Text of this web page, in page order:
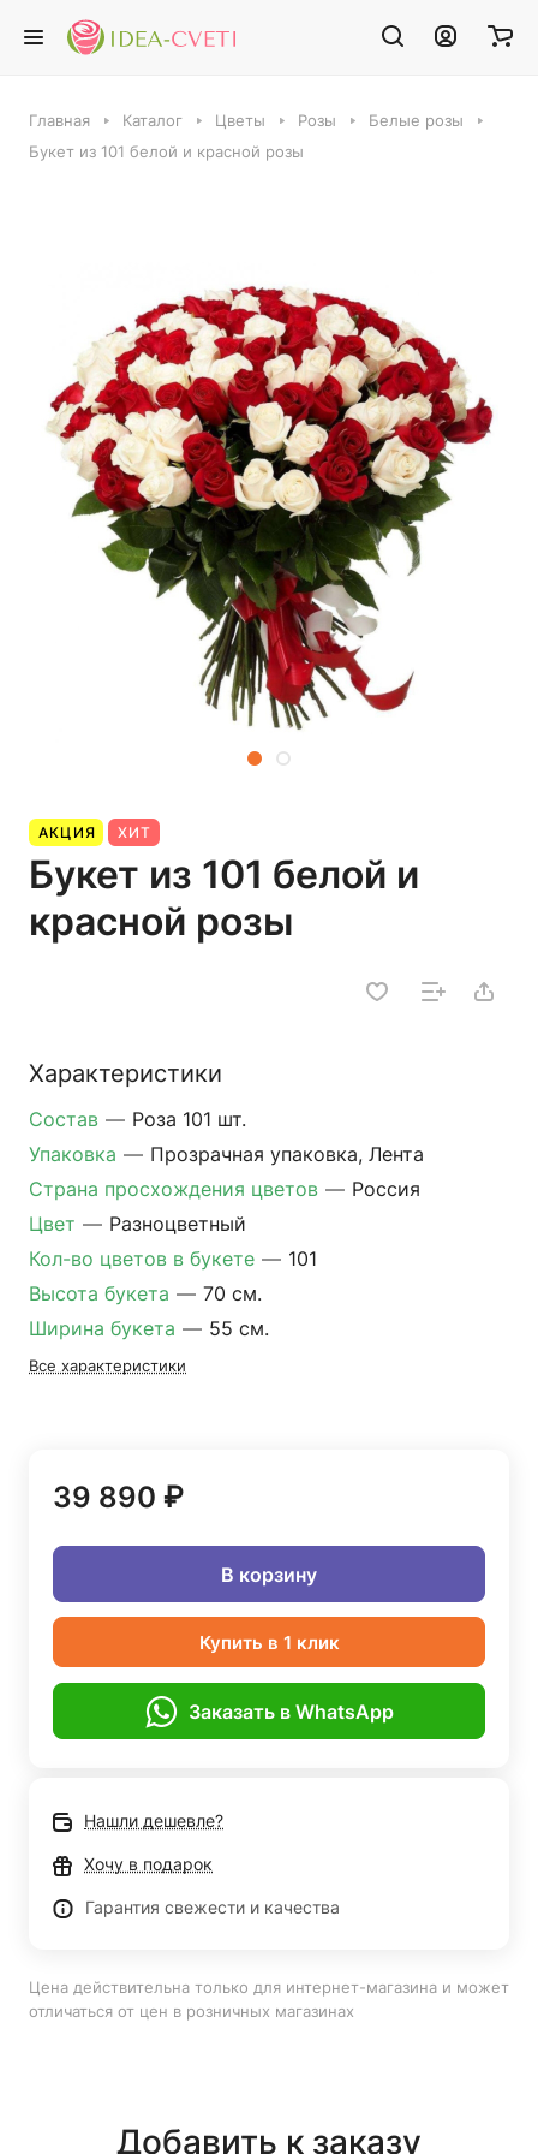
Главная Каталог Цветы Розы
Белые розы
Букет из 101 белой и красной розы
АКЦИЯ ХИТ
Букет из 101 белой и
красной розы
Характеристики
Состав — Роза 101 шт.
Упаковка — Прозрачная упаковка, Лента
Страна просхождения цветов — Россия
Цвет — Разноцветный
Кол-во цветов в букете — 101
Высота букета — 70 см.
Ширина букета — 55 см.
Все характеристики
39 890 ₽
В корзину
Купить в 1 клик
Заказать в WhatsApp
Нашли дешевле?
Хочу в подарок
Гарантия свежести и качества
Цена действительна только для интернет-магазина и может
отличаться от цен в розничных магазинах
Добавить к заказу